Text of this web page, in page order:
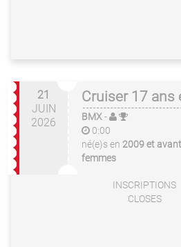
21
JUIN
2026
Cruiser 17 ans
BMX-
0:00
né(e)s en 2009 et avant
femmes
INSCRIPTIONS
CLOSES